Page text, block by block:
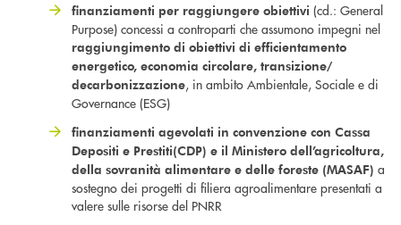
finanziamenti per raggiungere obiettivi (cd.: General
Purpose) concessi a controparti che assumono impegni nel
raggiungimento di obiettivi di efficientamento
energetico, economia circolare, transizione/
decarbonizzazione, in ambito Ambientale, Sociale e di
Governance (ESG)
finanziamenti agevolati in convenzione con Cassa
Depositi e Prestiti(CDP) e il Ministero dell’agricoltura,
della sovranità alimentare e delle foreste (MASAF) a
sostegno dei progetti di filiera agroalimentare presentati a
valere sulle risorse del PNRR